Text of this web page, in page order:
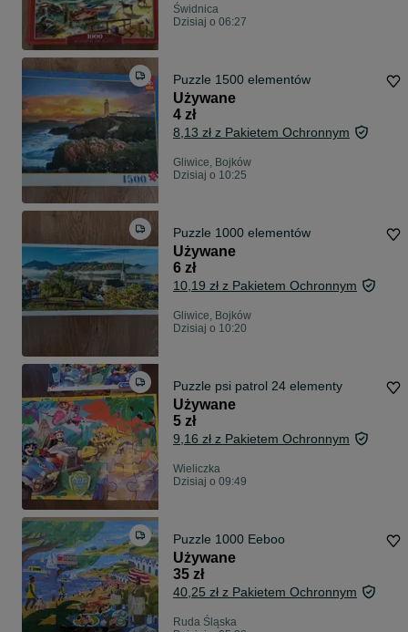
Świdnica
Dzisiaj o 06:27
Puzzle 1500 elementów
Używane
4 zł
8,13 zł z Pakietem Ochronnym
Gliwice, Bojków
Dzisiaj o 10:25
Puzzle 1000 elementów
Używane
6 zł
10,19 zł z Pakietem Ochronnym
Gliwice, Bojków
Dzisiaj o 10:20
Puzzle psi patrol 24 elementy
Używane
5 zł
9,16 zł z Pakietem Ochronnym
Wieliczka
Dzisiaj o 09:49
Puzzle 1000 Eeboo
Używane
35 zł
40,25 zł z Pakietem Ochronnym
Ruda Śląska